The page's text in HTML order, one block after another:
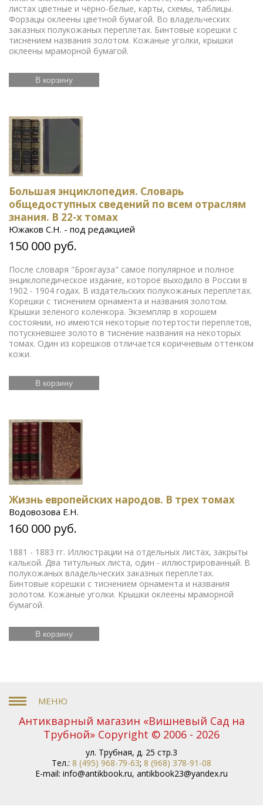
листах цветные и чёрно-белые, карты, схемы, таблицы.
Форзацы оклеены цветной бумагой. Во владельческих
заказных полукожаных переплетах. Бинтовые корешки с
тиснением названия золотом. Кожаные уголки, крышки
оклеены мраморной бумагой.
В корзину
Большая энциклопедия. Словарь
общедоступных сведений по всем отраслям
знания. В 22-х томах
Южаков С.Н. - под редакцией
150 000 руб.
После словаря "Брокгауза" самое популярное и полное
энциклопедическое издание, которое выходило в России в
1902 - 1904 годах. В издательских полукожаных переплетах.
Корешки с тиснением орнамента и названия золотом.
Крышки зеленого коленкора. Экземпляр в хорошем
состоянии, но имеются некоторые потертости переплетов,
потускневшее золото в тиснение названия на некоторых
томах. Один из корешков отличается коричневым оттенком
кожи.
В корзину
Жизнь европейских народов. В трех томах
Водовозова Е.Н.
160 000 руб.
1881 - 1883 гг. Иллюстрации на отдельных листах, закрыты
калькой. Два титульных листа, один - иллюстрированный. В
полукожаных владельческих заказных переплетах.
Бинтовые корешки с тиснением орнамента и названия
золотом. Кожаные уголки. Крышки оклеены мраморной
бумагой.
В корзину
Антикварный магазин «Вишневый Сад на
Трубной» Copyright © 2006 - 2026
ул. Трубная, д. 25 стр.3
Тел.: 8 (495) 968-79-63; 8 (968) 378-91-08
E-mail: info@antikbook.ru, antikbook23@yandex.ru